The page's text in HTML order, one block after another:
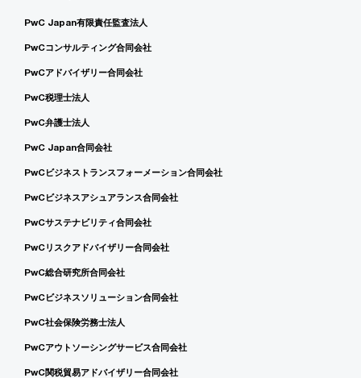
PwC Japan有限責任監査法人
PwCコンサルティング合同会社
PwCアドバイザリー合同会社
PwC税理士法人
PwC弁護士法人
PwC Japan合同会社
PwCビジネストランスフォーメーション合同会社
PwCビジネスアシュアランス合同会社
PwCサステナビリティ合同会社
PwCリスクアドバイザリー合同会社
PwC総合研究所合同会社
PwCビジネスソリューション合同会社
PwC社会保険労務士法人
PwCアウトソーシングサービス合同会社
PwC関税貿易アドバイザリー合同会社